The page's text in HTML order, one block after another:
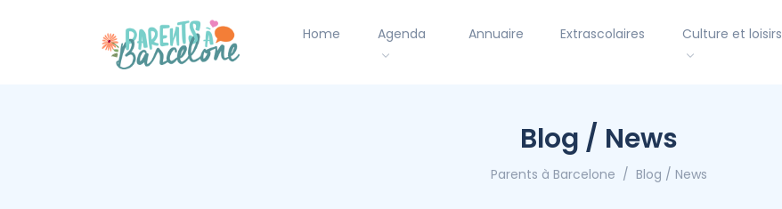
Home Agenda Annuaire Extrascolaires Culture et loisirs
Blog / News
Parents à Barcelone Blog / News